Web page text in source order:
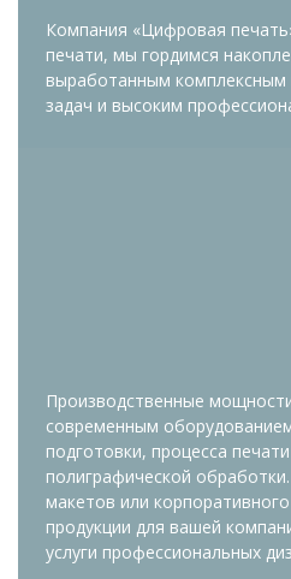
Компания «Цифровая
печати, мы гордимся
выработанным
задач и высоким
Производственные
современным
подготовки, процесса
полиграфической
макетов или
продукции для вашей
услуги профессиональных